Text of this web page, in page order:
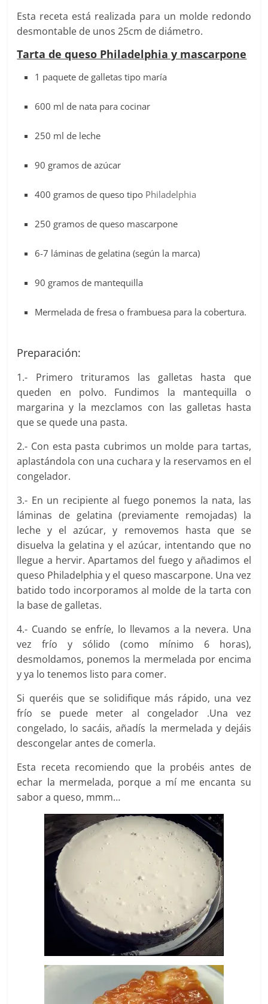
Esta receta está realizada para un molde redondo
desmontable de unos 25cm de diámetro.
Tarta de queso Philadelphia y mascarpone
1 paquete de galletas tipo maría
600 ml de nata para cocinar
250 ml de leche
90 gramos de azúcar
400 gramos de queso tipo Philadelphia
250 gramos de queso mascarpone
6-7 láminas de gelatina (según la marca)
90 gramos de mantequilla
Mermelada de fresa o frambuesa para la cobertura.
Preparación:
1.- Primero trituramos las galletas hasta que
queden en polvo. Fundimos la mantequilla o
margarina y la mezclamos con las galletas hasta
que se quede una pasta.
2.- Con esta pasta cubrimos un molde para tartas,
aplastándola con una cuchara y la reservamos en el
congelador.
3.- En un recipiente al fuego ponemos la nata, las
láminas de gelatina (previamente remojadas) la
leche y el azúcar, y removemos hasta que se
disuelva la gelatina y el azúcar, intentando que no
llegue a hervir. Apartamos del fuego y añadimos el
queso Philadelphia y el queso mascarpone. Una vez
batido todo incorporamos al molde de la tarta con
la base de galletas.
4.- Cuando se enfríe, lo llevamos a la nevera. Una
vez frío y sólido (como mínimo 6 horas),
desmoldamos, ponemos la mermelada por encima
y ya lo tenemos listo para comer.
Si queréis que se solidifique más rápido, una vez
frío se puede meter al congelador .Una vez
congelado, lo sacáis, añadís la mermelada y dejáis
descongelar antes de comerla.
Esta receta recomiendo que la probéis antes de
echar la mermelada, porque a mí me encanta su
sabor a queso, mmm…